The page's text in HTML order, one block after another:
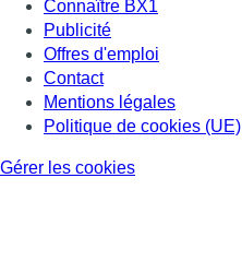
Connaître BX1
Publicité
Offres d'emploi
Contact
Mentions légales
Politique de cookies (UE)
Gérer les cookies